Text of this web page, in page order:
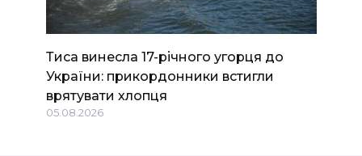
Тиса винесла 17-річного угорця до
України: прикордонники встигли
врятувати хлопця
05.08.2026